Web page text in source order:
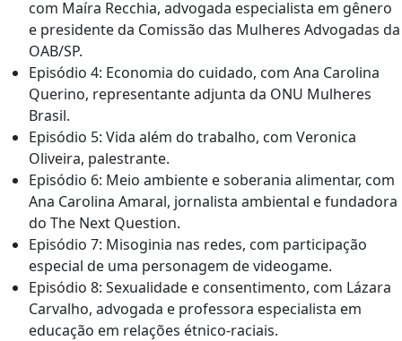
com Maíra Recchia, advogada especialista em gênero
e presidente da Comissão das Mulheres Advogadas da
OAB/SP.
Episódio 4: Economia do cuidado, com Ana Carolina
Querino, representante adjunta da ONU Mulheres
Brasil.
Episódio 5: Vida além do trabalho, com Veronica
Oliveira, palestrante.
Episódio 6: Meio ambiente e soberania alimentar, com
Ana Carolina Amaral, jornalista ambiental e fundadora
do The Next Question.
Episódio 7: Misoginia nas redes, com participação
especial de uma personagem de videogame.
Episódio 8: Sexualidade e consentimento, com Lázara
Carvalho, advogada e professora especialista em
educação em relações étnico-raciais.